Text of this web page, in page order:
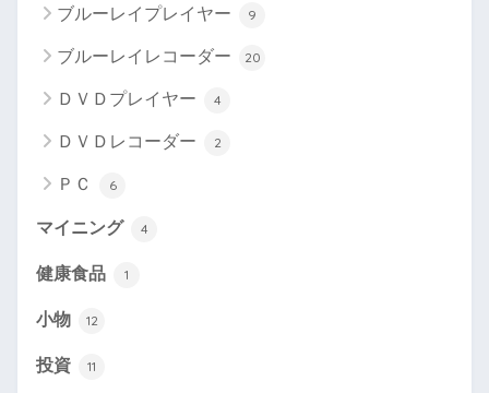
ブルーレイプレイヤー 9
ブルーレイレコーダー 20
ＤＶＤプレイヤー 4
ＤＶＤレコーダー 2
ＰＣ 6
マイニング 4
健康食品 1
小物 12
投資 11